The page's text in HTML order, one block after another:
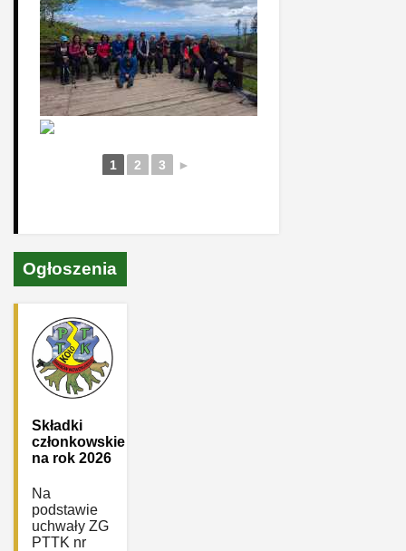
1 2 3 ►
Ogłoszenia
Składki
członkowskie
na rok 2026
Na
podstawie
uchwały ZG
PTTK nr